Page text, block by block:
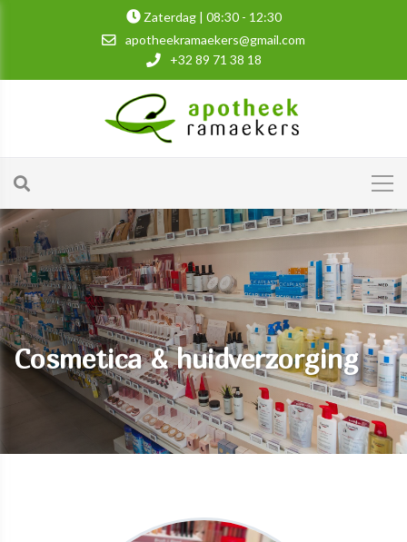
Zaterdag | 08:30 - 12:30
apotheekramaekers@gmail.com
+32 89 71 38 18
Cosmetica & huidverzorging